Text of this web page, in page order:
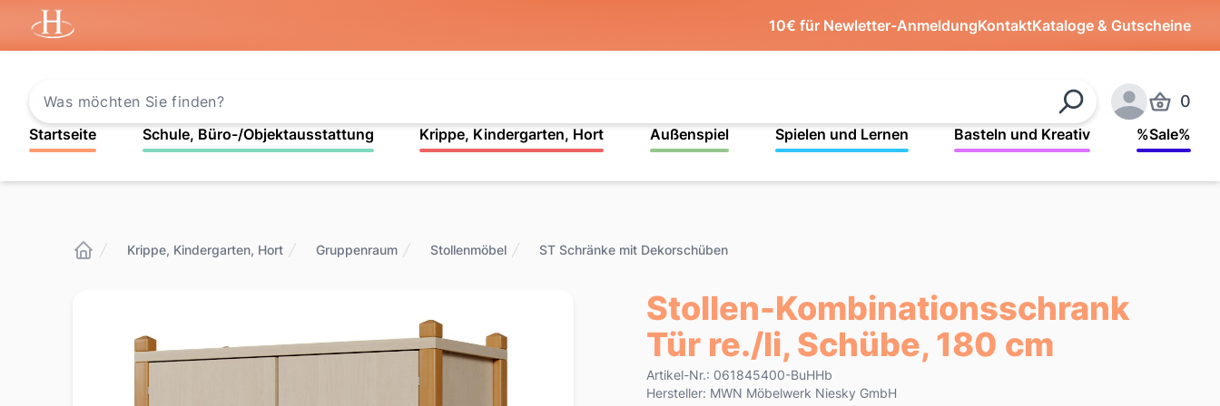
Startseite 10€ für Newletter-AnmeldungKontaktKataloge & Gutscheine
Suchen
Anmelden
Produkte
0
Startseite Schule, Büro-/Objektausstattung Krippe, Kindergarten, Hort Außenspiel Spielen und Lernen Basteln und Kreativ %Sale%
Krippe, Kindergarten, Hort Gruppenraum Stollenmöbel ST Schränke mit Dekorschüben
Stollen-Kombinationsschrank
Tür re./li, Schübe, 180 cm
Product information
Artikel-Nr.: 061845400-BuHHb
Hersteller: MWN Möbelwerk Niesky GmbH